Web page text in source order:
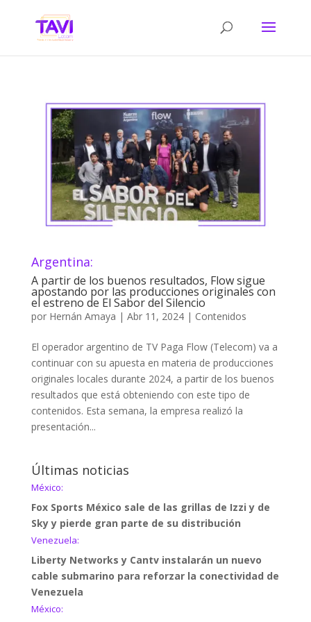
Argentina:
A partir de los buenos resultados, Flow sigue
apostando por las producciones originales con
el estreno de El Sabor del Silencio
por Hernán Amaya | Abr 11, 2024| Contenidos
El operador argentino de TV Paga Flow (Telecom) va a
continuar con su apuesta en materia de producciones
originales locales durante 2024, a partir de los buenos
resultados que está obteniendo con este tipo de
contenidos. Esta semana, la empresa realizó la
presentación...
Últimas noticias
México:
Fox Sports México sale de las grillas de Izzi y de
Sky y pierde gran parte de su distribución
Venezuela:
Liberty Networks y Cantv instalarán un nuevo
cable submarino para reforzar la conectividad de
Venezuela
México: